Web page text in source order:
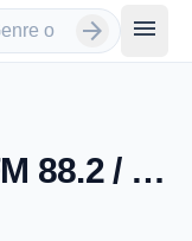
arrow_forward menu
LFM Radio - FM 88.2 / 107.4 - Whitianga